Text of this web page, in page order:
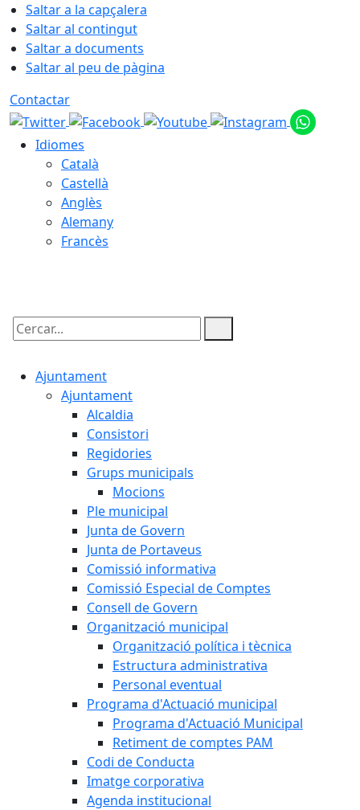
Saltar a la capçalera
Saltar al contingut
Saltar a documents
Saltar al peu de pàgina
Contactar
Idiomes
Català
Castellà
Anglès
Alemany
Francès
Cercar:
Ajuntament
Ajuntament
Alcaldia
Consistori
Regidories
Grups municipals
Mocions
Ple municipal
Junta de Govern
Junta de Portaveus
Comissió informativa
Comissió Especial de Comptes
Consell de Govern
Organització municipal
Organització política i tècnica
Estructura administrativa
Personal eventual
Programa d'Actuació municipal
Programa d'Actuació Municipal
Retiment de comptes PAM
Codi de Conducta
Imatge corporativa
Agenda institucional